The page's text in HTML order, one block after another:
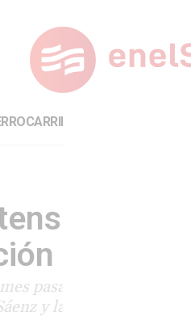
del
pasado, avanzan los
y la ex estación